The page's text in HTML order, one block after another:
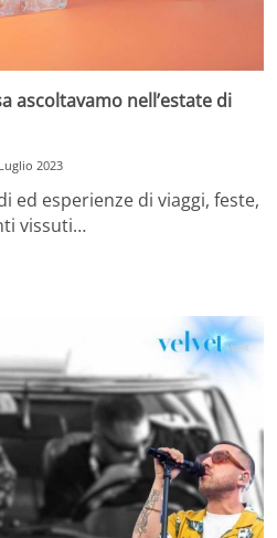
ascoltavamo nell’estate di
2023
ed esperienze di viaggi, feste,
vissuti…